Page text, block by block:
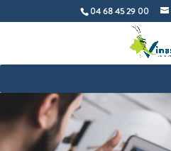
04 68 45 29 00